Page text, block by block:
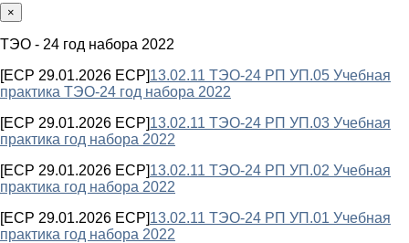
×
ТЭО - 24 год набора 2022
[ECP 29.01.2026 ECP]13.02.11 ТЭО-24 РП УП.05 Учебная
практика ТЭО-24 год набора 2022
[ECP 29.01.2026 ECP]13.02.11 ТЭО-24 РП УП.03 Учебная
практика год набора 2022
[ECP 29.01.2026 ECP]13.02.11 ТЭО-24 РП УП.02 Учебная
практика год набора 2022
[ECP 29.01.2026 ECP]13.02.11 ТЭО-24 РП УП.01 Учебная
практика год набора 2022